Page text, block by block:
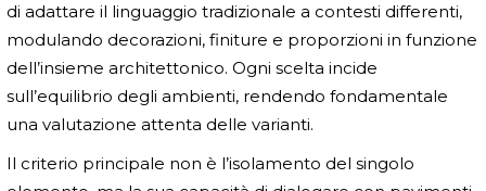
di adattare il linguaggio tradizionale a contesti differenti,
modulando decorazioni, finiture e proporzioni in funzione
dell’insieme architettonico. Ogni scelta incide
sull’equilibrio degli ambienti, rendendo fondamentale
una valutazione attenta delle varianti.
Il criterio principale non è l’isolamento del singolo